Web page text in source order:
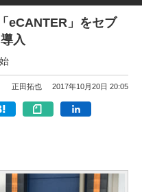
eCANTER」をセブ
入
正田拓也 2017年10月20日 20:05